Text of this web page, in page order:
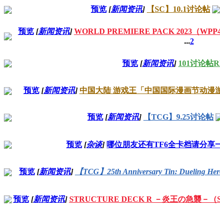
预览 [新闻资讯] 【SC】10.1讨论帖
预览 [新闻资讯] WORLD PREMIERE PACK 2023（
...2
预览 [新闻资讯] 101讨论帖
预览 [新闻资讯] 中国大陆 游戏王「中国国际漫画节动漫
预览 [新闻资讯] 【TCG】9.25讨论帖
预览 [杂谈] 哪位朋友还有TF6全卡档请分享
预览 [新闻资讯] 【TCG】25th Anniversary Tin: Dueling
预览 [新闻资讯] STRUCTURE DECK R －炎王の急襲－（